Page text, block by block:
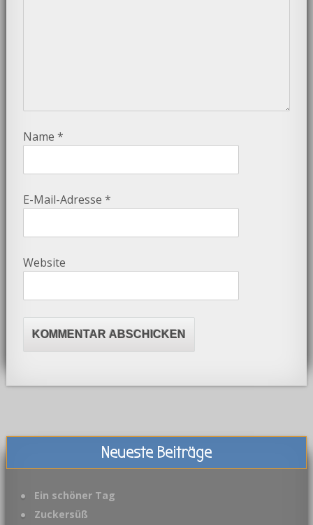
Name *
E-Mail-Adresse *
Website
Neueste Beiträge
Ein schöner Tag
Zuckersüß